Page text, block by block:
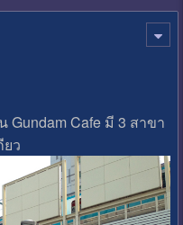
Gundam Cafe มี 3 สาขา
ว